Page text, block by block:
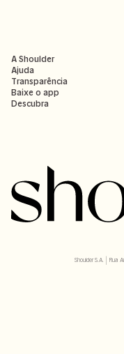
A Shoulder
Ajuda
Transparência
Baixe o app
Descubra
Shoulder S.A. | Rua